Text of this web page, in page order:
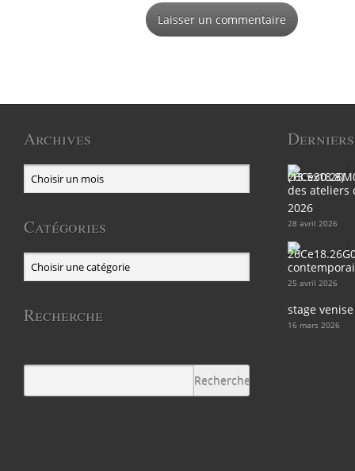
Archives
Catégories
Recherche
des ateliers
2026
28 avril 2026
25 avril 2026
stage
16 mars 2026